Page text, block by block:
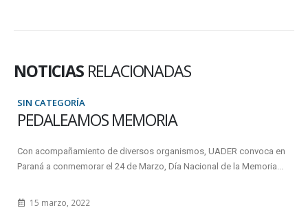
NOTICIAS RELACIONADAS
SIN CATEGORÍA
PEDALEAMOS MEMORIA
Con acompañamiento de diversos organismos, UADER convoca en
Paraná a conmemorar el 24 de Marzo, Día Nacional de la Memoria...
15 marzo, 2022